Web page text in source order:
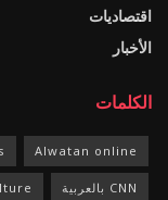
اقتصاديات
الأخبار
الكلمات
Alwatan online
CNN بالعربية